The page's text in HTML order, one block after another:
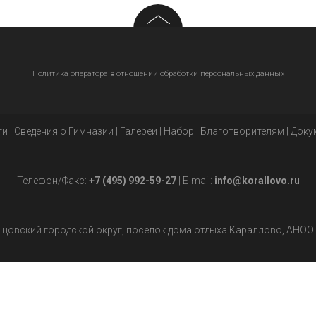
Политика оператора в отношении обработки персональных данных
| Сведения о Гимназии | Галереи | Набор | Благотворителям |
Телефон/Факс: +7 (495) 992-59-27| E-mail: info@korallovo.ru
городской округ, посёлок дома отдыха Караллово, АНОО